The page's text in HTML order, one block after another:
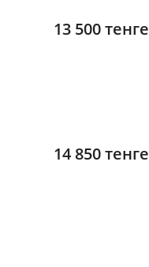
13 500 тенге
14 850 тенге